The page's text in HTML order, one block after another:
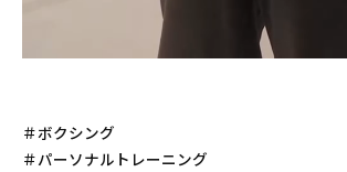
＃ボクシング
＃パーソナルトレーニング